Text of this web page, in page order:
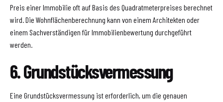
Preis einer Immobilie oft auf Basis des Quadratmeterpreises berechnet
wird. Die Wohnflächenberechnung kann von einem Architekten oder
einem Sachverständigen für Immobilienbewertung durchgeführt
werden.
6. Grundstücksvermessung
Eine Grundstücksvermessung ist erforderlich, um die genauen